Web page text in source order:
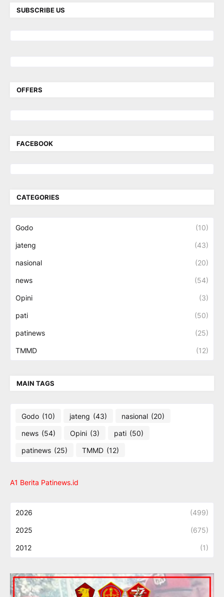
SUBSCRIBE US
OFFERS
FACEBOOK
CATEGORIES
Godo (10)
jateng (43)
nasional (20)
news (54)
Opini (3)
pati (50)
patinews (25)
TMMD (12)
MAIN TAGS
Godo (10) jateng (43) nasional (20)
news (54) Opini (3) pati (50)
patinews (25) TMMD (12)
A1 Berita Patinews.id
2026 (499)
2025 (675)
2012 (1)